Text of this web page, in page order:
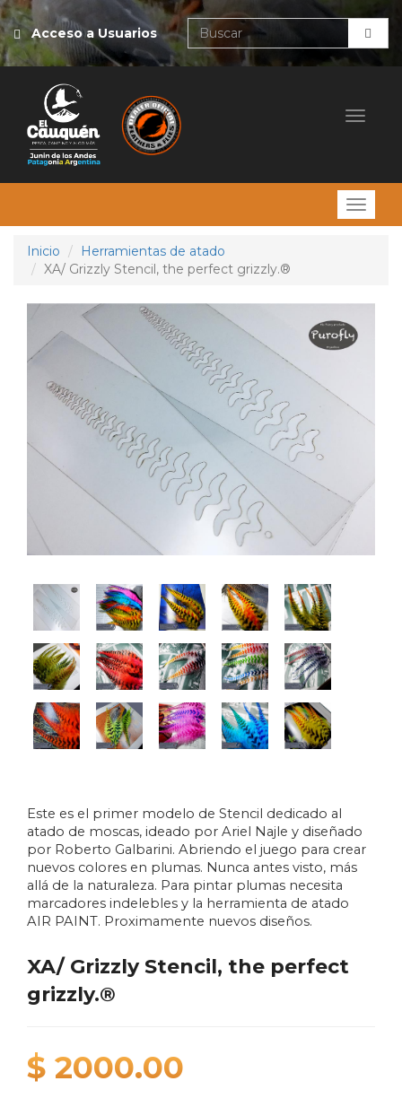
Acceso a Usuarios
Inicio
Herramientas de atado
XA/ Grizzly Stencil, the perfect grizzly.®
Este es el primer modelo de Stencil dedicado al
atado de moscas, ideado por Ariel Najle y diseñado
por Roberto Galbarini. Abriendo el juego para crear
nuevos colores en plumas. Nunca antes visto, más
allá de la naturaleza. Para pintar plumas necesita
marcadores indelebles y la herramienta de atado
AIR PAINT. Proximamente nuevos diseños.
XA/ Grizzly Stencil, the perfect
grizzly.®
$ 2000.00